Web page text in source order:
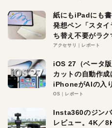
紙にもiPadにも
発想ペン「スタ
ち替え不要がラク
アクセサリ レポート
iOS 27（ベータ
カットの自動作成
iPhoneがAIの入
OS レポート
Insta360のジン
レビュー。4K／